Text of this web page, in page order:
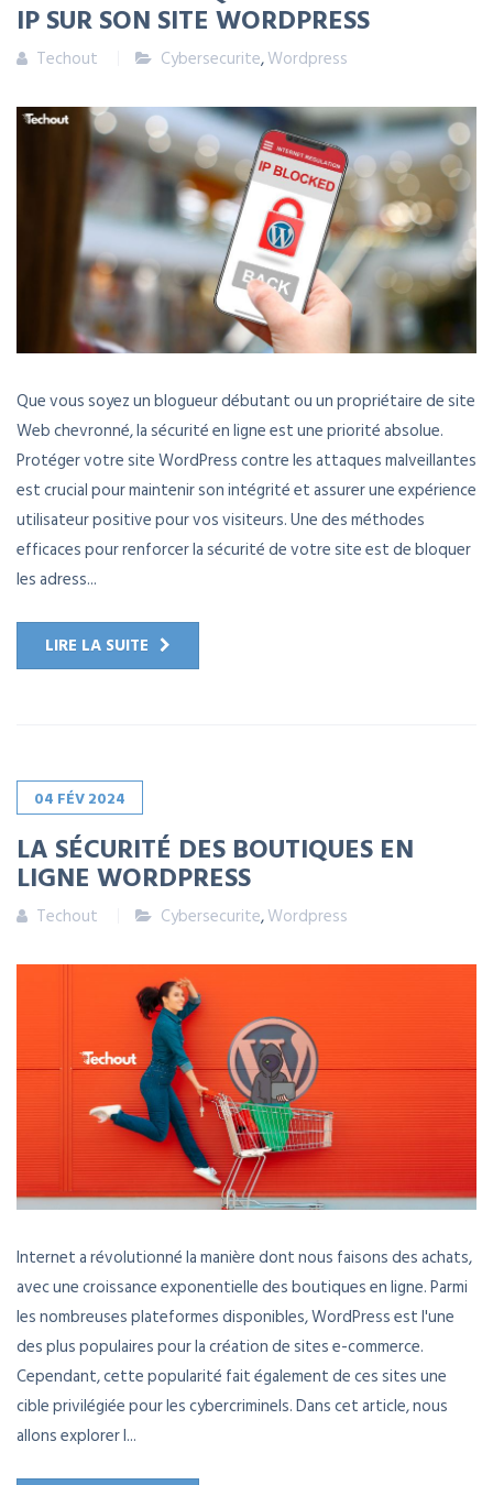
IP SUR SON SITE WORDPRESS
Techout Cybersecurite,Wordpress
Que vous soyez un blogueur débutant ou un propriétaire de site
Web chevronné, la sécurité en ligne est une priorité absolue.
Protéger votre site WordPress contre les attaques malveillantes
est crucial pour maintenir son intégrité et assurer une expérience
utilisateur positive pour vos visiteurs. Une des méthodes
efficaces pour renforcer la sécurité de votre site est de bloquer
les adress...
LIRE LA SUITE
04 FÉV2024
LA SÉCURITÉ DES BOUTIQUES EN
LIGNE WORDPRESS
Techout Cybersecurite,Wordpress
Internet a révolutionné la manière dont nous faisons des achats,
avec une croissance exponentielle des boutiques en ligne. Parmi
les nombreuses plateformes disponibles, WordPress est l'une
des plus populaires pour la création de sites e-commerce.
Cependant, cette popularité fait également de ces sites une
cible privilégiée pour les cybercriminels. Dans cet article, nous
allons explorer l...